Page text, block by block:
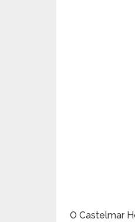
O Castelmar